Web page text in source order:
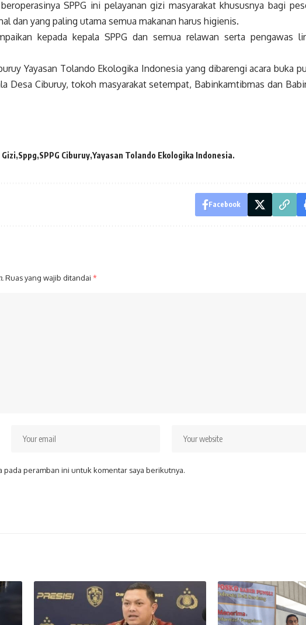
SPPG ini pelayanan gizi masyarakat khususnya bagi
dan yang paling utama semua makanan harus higienis.
kepada kepala SPPG dan semua relawan serta pengawas
Yayasan Tolando Ekologika Indonesia yang dibarengi acara buka
Desa Ciburuy, tokoh masyarakat setempat, Babinkamtibmas dan
Sppg SPPG Ciburuy Yayasan Tolando Ekologika Indonesia.
Facebook
Ruas yang wajib ditandai *
pada peramban ini untuk komentar saya berikutnya.